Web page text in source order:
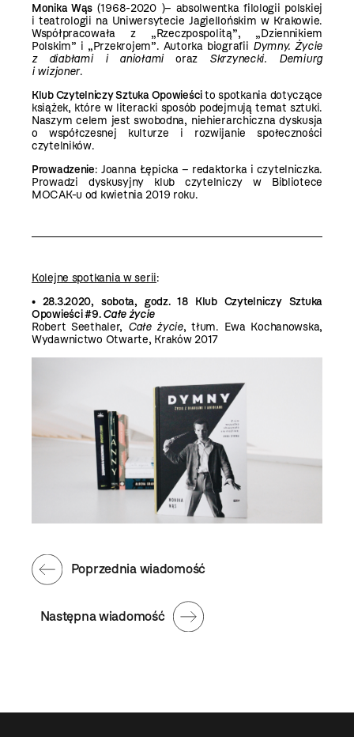
Monika Wąs (1968-2020 )– absolwentka filologii polskiej
i teatrologii na Uniwersytecie Jagiellońskim w Krakowie.
Współpracowała z „Rzeczpospolitą”, „Dziennikiem
Polskim” i „Przekrojem”. Autorka biografii Dymny. Życie
z diabłami i aniołamioraz Skrzynecki. Demiurg
i wizjoner.
Klub Czytelniczy Sztuka Opowieścito spotkania dotyczące
książek, które w literacki sposób podejmują temat sztuki.
Naszym celem jest swobodna, niehierarchiczna dyskusja
o współczesnej kulturze i rozwijanie społeczności
czytelników.
Prowadzenie: Joanna Łępicka – redaktorka i czytelniczka.
Prowadzi dyskusyjny klub czytelniczy w Bibliotece
MOCAK-u od kwietnia 2019 roku.
Kolejne spotkania w serii:
• 28.3.2020, sobota, godz. 18 Klub Czytelniczy Sztuka
Opowieści #9.Całe życie
Robert Seethaler, Całe życie, tłum. Ewa Kochanowska,
Wydawnictwo Otwarte, Kraków 2017
Następna wiadomość
Poprzednia wiadomość